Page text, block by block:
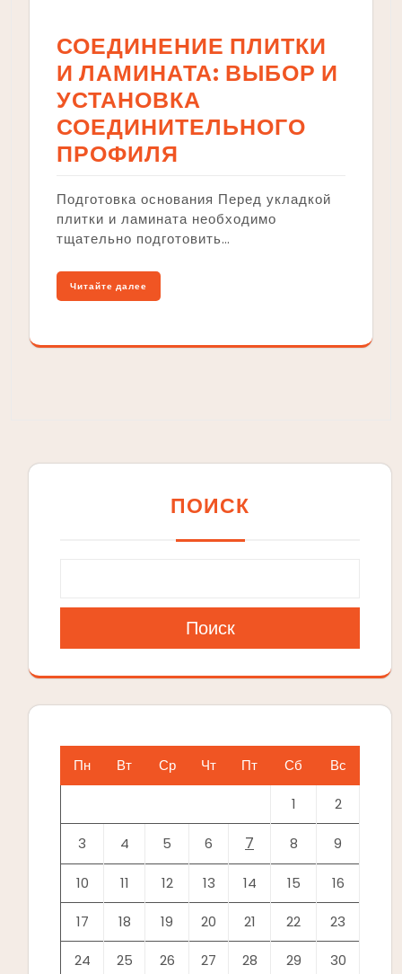
СОЕДИНЕНИЕ ПЛИТКИ
И ЛАМИНАТА: ВЫБОР И
УСТАНОВКА
СОЕДИНИТЕЛЬНОГО
ПРОФИЛЯ
Подготовка основания Перед укладкой
плитки и ламината необходимо
тщательно подготовить…
Читайте далее
ПОИСК
Поиск
Пн Вт Ср Чт Пт Сб Вс
1 2
3 4 5 6 7 8 9
10 11 12 13 14 15 16
17 18 19 20 21 22 23
24 25 26 27 28 29 30